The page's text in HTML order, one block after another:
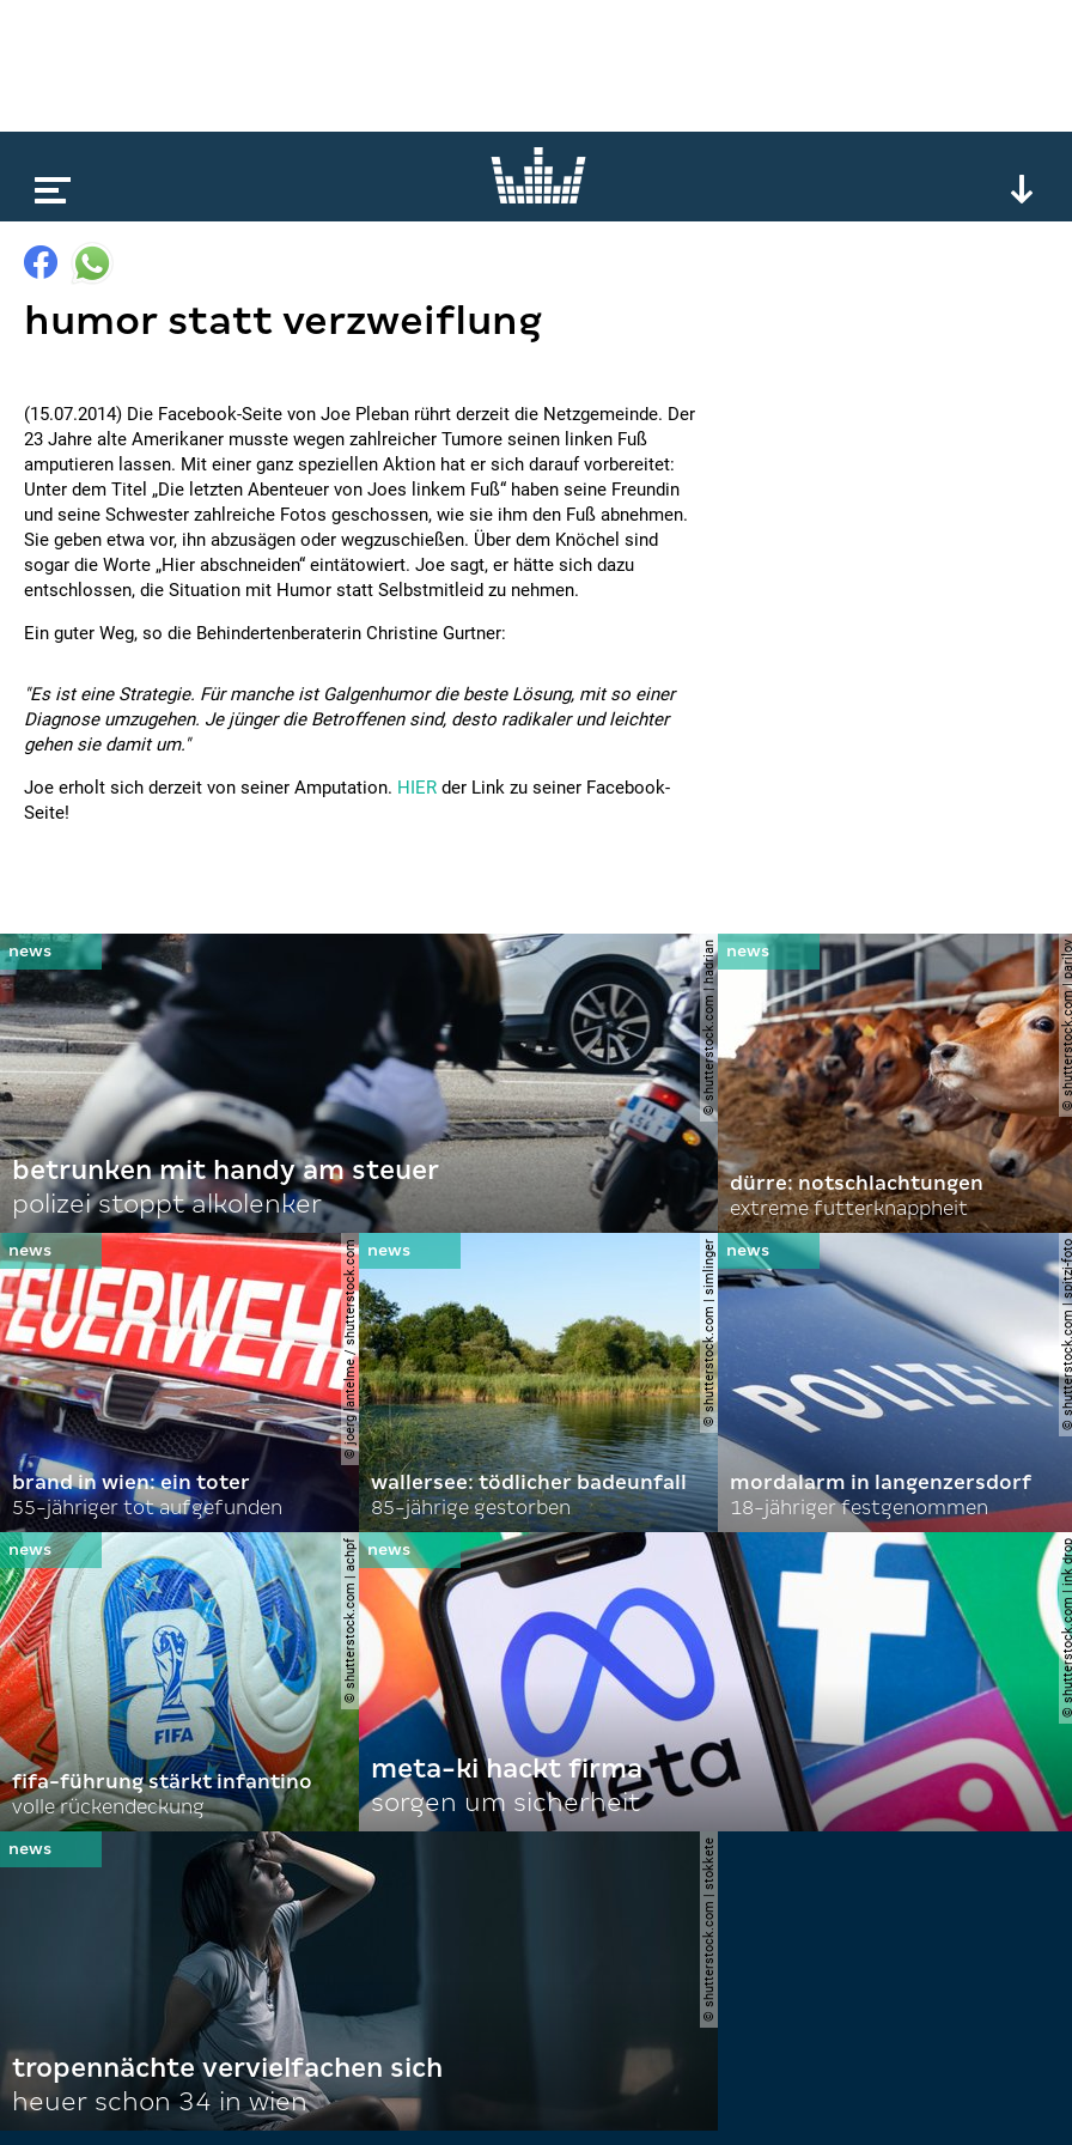
humor statt verzweiflung
(15.07.2014) Die Facebook-Seite von Joe Pleban rührt derzeit die Netzgemeinde. Der
23 Jahre alte Amerikaner musste wegen zahlreicher Tumore seinen linken Fuß
amputieren lassen. Mit einer ganz speziellen Aktion hat er sich darauf vorbereitet:
Unter dem Titel „Die letzten Abenteuer von Joes linkem Fuß“ haben seine Freundin
und seine Schwester zahlreiche Fotos geschossen, wie sie ihm den Fuß abnehmen.
Sie geben etwa vor, ihn abzusägen oder wegzuschießen. Über dem Knöchel sind
sogar die Worte „Hier abschneiden“ eintätowiert. Joe sagt, er hätte sich dazu
entschlossen, die Situation mit Humor statt Selbstmitleid zu nehmen.
Ein guter Weg, so die Behindertenberaterin Christine Gurtner:
"Es ist eine Strategie. Für manche ist Galgenhumor die beste Lösung, mit so einer
Diagnose umzugehen. Je jünger die Betroffenen sind, desto radikaler und leichter
gehen sie damit um."
Joe erholt sich derzeit von seiner Amputation. HIER der Link zu seiner Facebook-
Seite!
© shutterstock.com | hadrian
betrunken mit handy am steuer
polizei stoppt alkolenker
©
dürre: notschlachtungen
extreme futterknappheit
© joerg lantelme / shutterstock.com
brand in wien: ein toter
55-jähriger tot aufgefunden
© shutterstock.com | simlinger
wallersee: tödlicher badeunfall
85-jährige gestorben
©
mordalarm in langenzersdorf
18-jähriger festgenommen
© shutterstock.com | achpf
fifa-führung stärkt infantino
volle rückendeckung
©
meta-ki hackt firma
sorgen um sicherheit
© shutterstock.com | stokkete
tropennächte vervielfachen sich
heuer schon 34 in wien